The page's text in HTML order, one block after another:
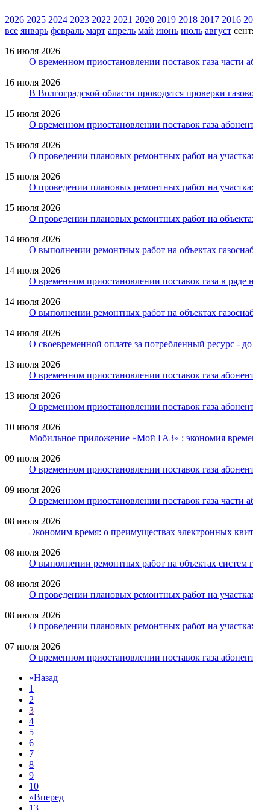
2026 2025 2024 2023 2022 2021 2020 2019 2018 2017 2016
все январь февраль март апрель май июнь июль август
16 июля 2026
О временном приостановлении поставок газа части
16 июля 2026
В Волгоградской области проводятся проверки
15 июля 2026
О временном приостановлении поставок газа
15 июля 2026
О проведении плановых ремонтных работ на
15 июля 2026
О проведении плановых ремонтных работ на
15 июля 2026
О проведении плановых ремонтных работ на
14 июля 2026
О выполнении ремонтных работ на объектах
14 июля 2026
О временном приостановлении поставок газа в
14 июля 2026
О выполнении ремонтных работ на объектах
14 июля 2026
О своевременной оплате за потребленный ресурс -
13 июля 2026
О временном приостановлении поставок газа
13 июля 2026
О временном приостановлении поставок газа
10 июля 2026
Мобильное приложение «Мой ГАЗ» : экономия
09 июля 2026
О временном приостановлении поставок газа
09 июля 2026
О временном приостановлении поставок газа части
08 июля 2026
Экономим время: о преимуществах электронных
08 июля 2026
О выполнении ремонтных работ на объектах систем
08 июля 2026
О проведении плановых ремонтных работ на
08 июля 2026
О проведении плановых ремонтных работ на
07 июля 2026
О временном приостановлении поставок газа
«Назад
1
2
3
4
5
6
7
8
9
10
»Вперед
13